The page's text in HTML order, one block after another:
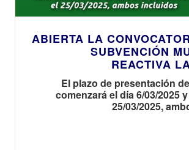
ABIERTA LA
SUBVENCIÓN
REACTIVA
El plazo de presentación
comenzará el día 6/03/2025
25/03/2025,